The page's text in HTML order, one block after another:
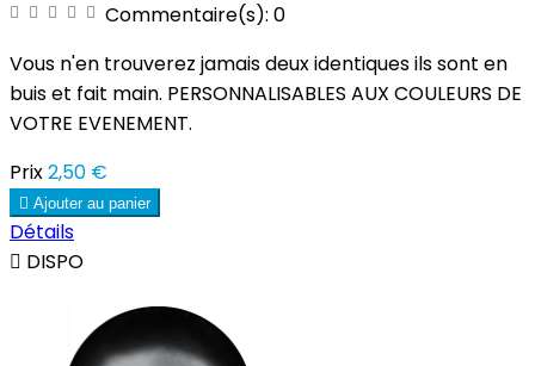
Commentaire(s): 0
Vous n'en trouverez jamais deux identiques ils sont en
buis et fait main. PERSONNALISABLES AUX COULEURS DE
VOTRE EVENEMENT.
Prix2,50 €
 Ajouter au panier
Détails
 DISPO